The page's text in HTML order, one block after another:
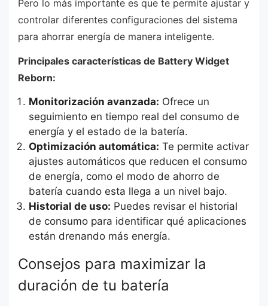
Pero lo más importante es que te permite ajustar y
controlar diferentes configuraciones del sistema
para ahorrar energía de manera inteligente.
Principales características de Battery Widget
Reborn:
Monitorización avanzada: Ofrece un
seguimiento en tiempo real del consumo de
energía y el estado de la batería.
Optimización automática: Te permite activar
ajustes automáticos que reducen el consumo
de energía, como el modo de ahorro de
batería cuando esta llega a un nivel bajo.
Historial de uso: Puedes revisar el historial
de consumo para identificar qué aplicaciones
están drenando más energía.
Consejos para maximizar la
duración de tu batería